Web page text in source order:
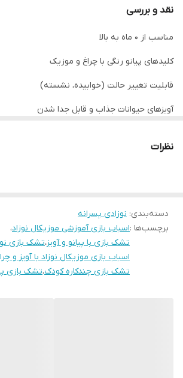
آویز حیوانات رنگی (خرس، شیر، پاندا و ...) که
لمس نوزاد بسیار مفید است.
برای کودک فراهم می‌کند.
چراغ و موزیک شاد برای تحریک شنوایی و بینایی.
این محصول یک انتخاب عالی برای رشد مهارت‌های
پا و دست، هماهنگی چشم و دست، و سرگرمی سالم
نقد و بررسی
مناسب از 0 ماه به بالا
کلیدهای پیانو رنگی با چراغ و موزیک
قابلیت تغییر حالت (خوابیده، نشسته)
آویزهای حیوانات جذاب و قابل جدا شدن
نظرات
دسته‌بندی: نوزادی پسرانه
برچسب‌ها :اسباب بازی آموزشی موزیکال نوزاد،
تشک بازی با پیانو و آویز،تشک بازی
اسباب بازی موزیکال نوزاد با آویز و
تشک بازی چندکاره کودک،تشک بازی